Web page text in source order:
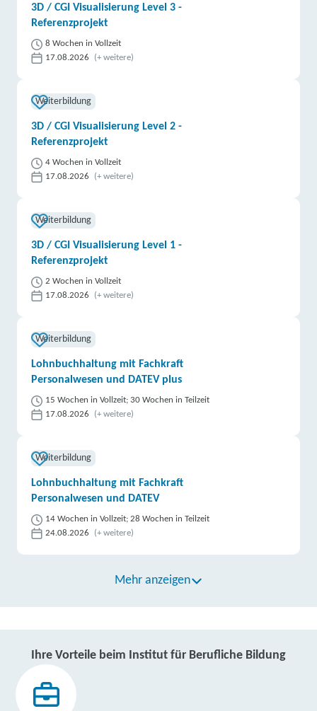
3D / CGI Visualisierung Level 3 -
Referenzprojekt
8 Wochen in Vollzeit
17.08.2026
(+ weitere)
Weiterbildung
3D / CGI Visualisierung Level 2 -
Referenzprojekt
4 Wochen in Vollzeit
17.08.2026
(+ weitere)
Weiterbildung
3D / CGI Visualisierung Level 1 -
Referenzprojekt
2 Wochen in Vollzeit
17.08.2026
(+ weitere)
Weiterbildung
Lohnbuchhaltung mit Fachkraft
Personalwesen und DATEV plus
15 Wochen in Vollzeit; 30 Wochen in Teilzeit
17.08.2026
(+ weitere)
Weiterbildung
Lohnbuchhaltung mit Fachkraft
Personalwesen und DATEV
14 Wochen in Vollzeit; 28 Wochen in Teilzeit
24.08.2026
(+ weitere)
Mehr anzeigen
Ihre Vorteile beim Institut für Berufliche Bildung